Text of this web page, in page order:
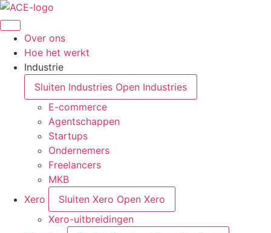
Overslaan
naar
inhoudOver ons
Hoe het werkt
Industrie
Sluiten Industries Open Industries
E-commerce
Agentschappen
Startups
Ondernemers
Freelancers
MKB
Xero
Sluiten Xero Open Xero
Xero-uitbreidingen